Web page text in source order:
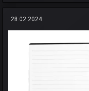
28.02.2024